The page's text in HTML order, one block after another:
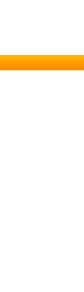
・バスタブ・ガ